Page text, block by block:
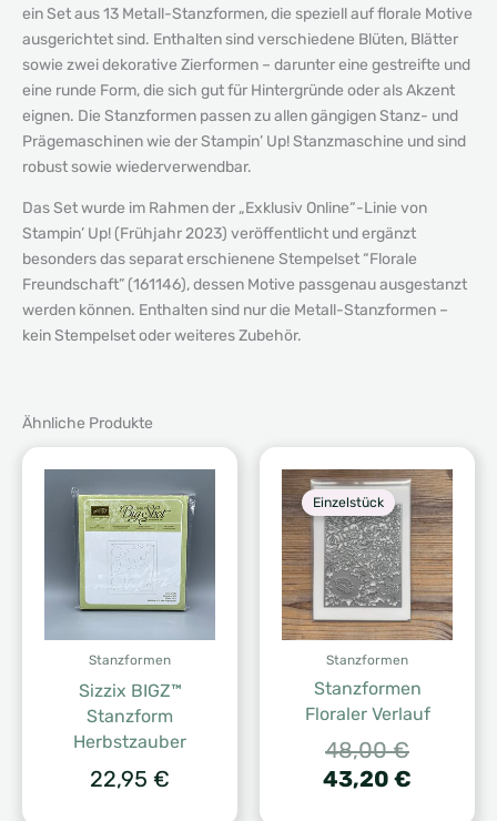
ein Set aus 13 Metall-Stanzformen, die speziell auf florale Motive
ausgerichtet sind. Enthalten sind verschiedene Blüten, Blätter
sowie zwei dekorative Zierformen – darunter eine gestreifte und
eine runde Form, die sich gut für Hintergründe oder als Akzent
eignen. Die Stanzformen passen zu allen gängigen Stanz- und
Prägemaschinen wie der Stampin’ Up! Stanzmaschine und sind
robust sowie wiederverwendbar.
Das Set wurde im Rahmen der „Exklusiv Online“-Linie von
Stampin’ Up! (Frühjahr 2023) veröffentlicht und ergänzt
besonders das separat erschienene Stempelset “Florale
Freundschaft” (161146), dessen Motive passgenau ausgestanzt
werden können. Enthalten sind nur die Metall-Stanzformen –
kein Stempelset oder weiteres Zubehör.
Ähnliche Produkte
Stanzformen
Sizzix BIGZ™
Stanzform
Herbstzauber
22,95 €
Einzelstück
Stanzformen
Stanzformen
Floraler Verlauf
48,00€
Preis
43,20 €